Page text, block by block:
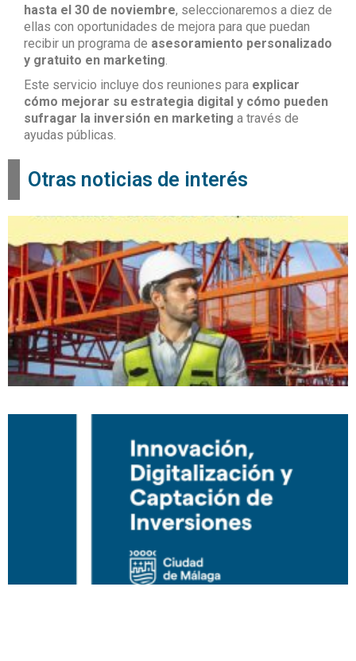
hasta el 30 de noviembre, seleccionaremos a diez de
ellas con oportunidades de mejora para que puedan
recibir un programa de asesoramiento personalizado
y gratuito en marketing.
Este servicio incluye dos reuniones para explicar
cómo mejorar su estrategia digital y cómo pueden
sufragar la inversión en marketing a través de
ayudas públicas.
Otras noticias de interés